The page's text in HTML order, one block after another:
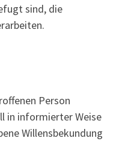
sind, die
Person
in informierter Weise
Willensbekundung